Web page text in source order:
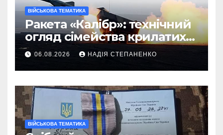
ВІЙСЬКОВА ТЕМАТИКА
Ракета «Калібр»: технічний
огляд сімейства крилатих
ракет
06.08.2026 НАДІЯ СТЕПАНЕНКО
ВІЙСЬКОВА ТЕМАТИКА